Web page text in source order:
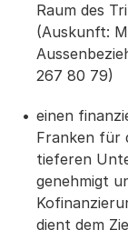
Raum des
(Auskunft:
267 80 79)
einen
Franken für
tieferen
genehmigt
dient dem